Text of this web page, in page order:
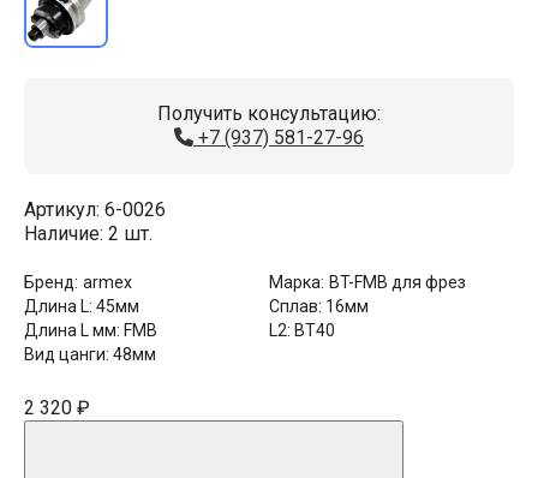
Получить консультацию:
+7 (937) 581-27-96
Артикул: 6-0026
Наличие: 2 шт.
Бренд: armex Марка: BT-FMB для фрез
Длина L: 45мм Сплав: 16мм
Длина L мм: FMB L2: BT40
Вид цанги: 48мм
2 320 ₽